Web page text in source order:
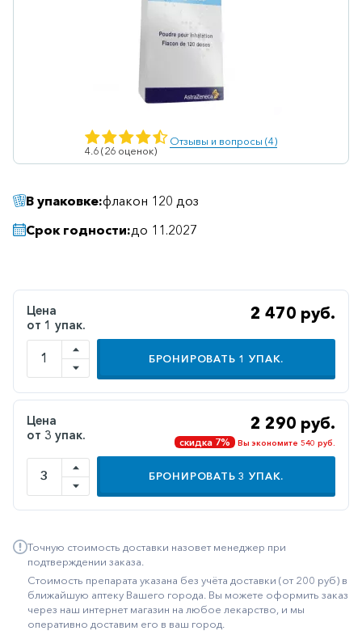
Гепатопротекторы
Гинекология
Желудочно-
кишечные
Иммунодепрессанты
Иммуностимуляторы
Метаболизм
Минеральный
обмен
Наружные
Неврологические
Остеопороз
Офтальмология
4.6 (26 оценок)
Отзывы и вопросы (4)
В упаковке:флакон 120 доз
Срок годности:до 11.2027
Цена
от 1 упак.
2 470 руб.
БРОНИРОВАТЬ 1 УПАК.
Цена
от 3 упак.
2 290 руб.
скидка 7% Вы экономите 540 руб.
БРОНИРОВАТЬ3 УПАК.
Точную стоимость доставки назовет менеджер при
подтверждении заказа.
Стоимость препарата указана без учёта доставки (от 200 руб) в
ближайшую аптеку Вашего города. Вы можете оформить заказ
через наш интернет магазин на любое лекарство, и мы
оперативно доставим его в ваш город.